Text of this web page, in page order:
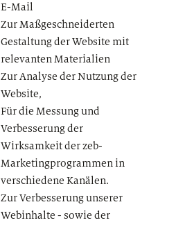
E-Mail
Zur Maßgeschneiderten
Gestaltung der Website mit
relevanten Materialien
Zur Analyse der Nutzung der
Website,
Für die Messung und
Verbesserung der
Wirksamkeit der zeb-
Marketingprogrammen in
verschiedene Kanälen.
Zur Verbesserung unserer
Webinhalte - sowie der